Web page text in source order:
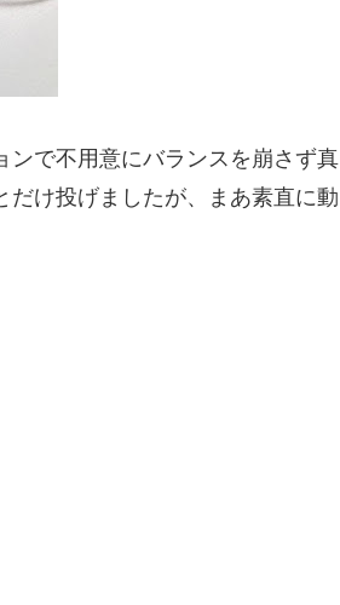
ンで不用意にバランスを崩さず真
だけ投げましたが、まあ素直に動